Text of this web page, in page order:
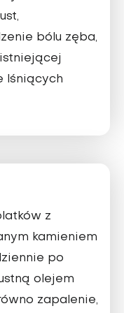
bólu zęba,
lśniących
z
kamieniem
po
olejem
zapalenie,